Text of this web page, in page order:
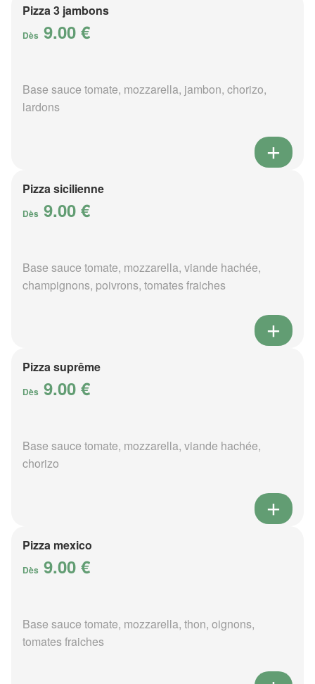
Pizza 3 jambons
Dès 9.00 €
Base sauce tomate, mozzarella, jambon, chorizo,
lardons
Pizza sicilienne
Dès 9.00 €
Base sauce tomate, mozzarella, viande hachée,
champignons, poivrons, tomates fraiches
Pizza suprême
Dès 9.00 €
Base sauce tomate, mozzarella, viande hachée,
chorizo
Pizza mexico
Dès 9.00 €
Base sauce tomate, mozzarella, thon, oignons,
tomates fraiches